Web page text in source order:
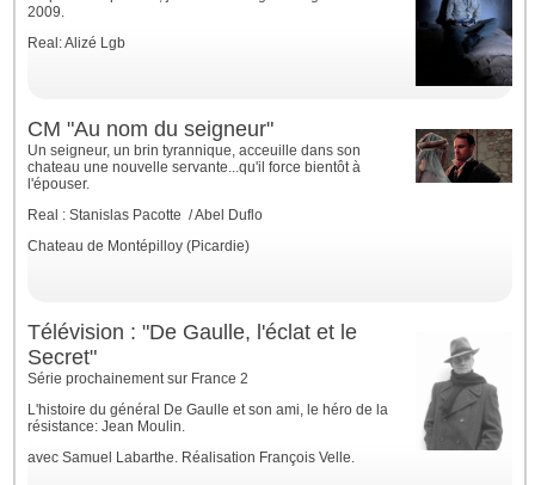
2009.
Real: Alizé Lgb
CM "Au nom du seigneur"
Un seigneur, un brin tyrannique, acceuille dans son
chateau une nouvelle servante...qu'il force bientôt à
l'épouser.
Real : Stanislas Pacotte / Abel Duflo
Chateau de Montépilloy (Picardie)
Télévision : "De Gaulle, l'éclat et le
Secret"
Série prochainement sur France 2
L'histoire du général De Gaulle et son ami, le héro de la
résistance: Jean Moulin.
avec Samuel Labarthe. Réalisation François Velle.